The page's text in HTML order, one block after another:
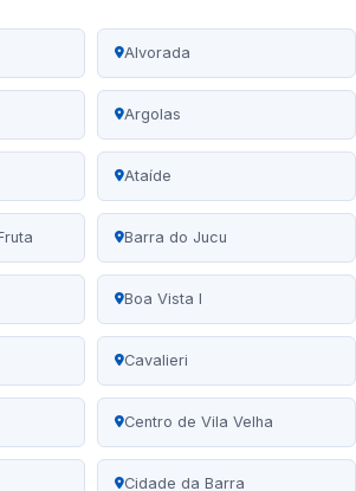
Alvorada
Argolas
Ataíde
Barra do Jucu
Boa Vista I
Cavalieri
Centro de Vila Velha
Cidade da Barra